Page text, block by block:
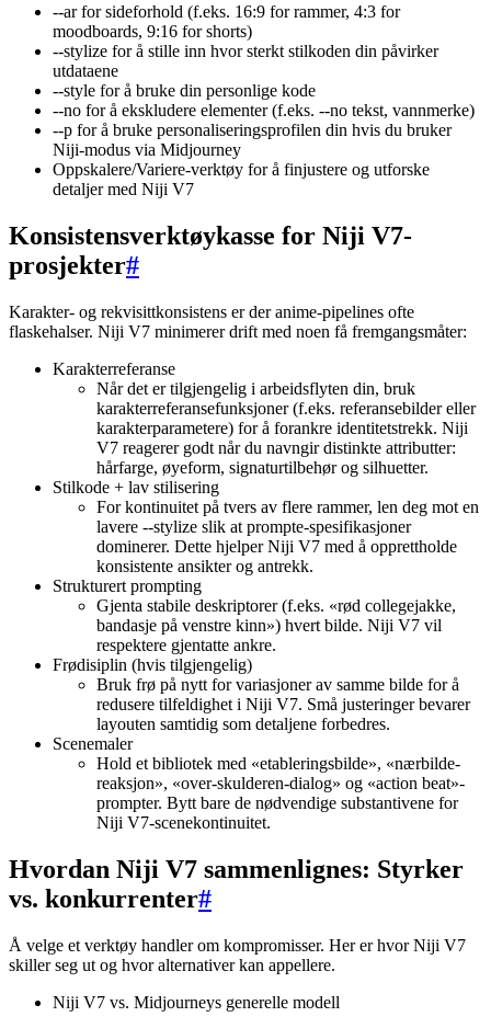
--ar for sideforhold (f.eks. 16:9 for rammer, 4:3 for
moodboards, 9:16 for shorts)
--stylize for å stille inn hvor sterkt stilkoden din påvirker
utdataene
--style for å bruke din personlige kode
--no for å ekskludere elementer (f.eks. --no tekst, vannmerke)
--p for å bruke personaliseringsprofilen din hvis du bruker
Niji-modus via Midjourney
Oppskalere/Variere-verktøy for å finjustere og utforske
detaljer med Niji V7
Konsistensverktøykasse for Niji V7-
prosjekter#
Karakter- og rekvisittkonsistens er der anime-pipelines ofte
flaskehalser. Niji V7 minimerer drift med noen få fremgangsmåter:
Karakterreferanse
Når det er tilgjengelig i arbeidsflyten din, bruk
karakterreferansefunksjoner (f.eks. referansebilder eller
karakterparametere) for å forankre identitetstrekk. Niji
V7 reagerer godt når du navngir distinkte attributter:
hårfarge, øyeform, signaturtilbehør og silhuetter.
Stilkode + lav stilisering
For kontinuitet på tvers av flere rammer, len deg mot en
lavere --stylize slik at prompte-spesifikasjoner
dominerer. Dette hjelper Niji V7 med å opprettholde
konsistente ansikter og antrekk.
Strukturert prompting
Gjenta stabile deskriptorer (f.eks. «rød collegejakke,
bandasje på venstre kinn») hvert bilde. Niji V7 vil
respektere gjentatte ankre.
Frødisiplin (hvis tilgjengelig)
Bruk frø på nytt for variasjoner av samme bilde for å
redusere tilfeldighet i Niji V7. Små justeringer bevarer
layouten samtidig som detaljene forbedres.
Scenemaler
Hold et bibliotek med «etableringsbilde», «nærbilde-
reaksjon», «over-skulderen-dialog» og «action beat»-
prompter. Bytt bare de nødvendige substantivene for
Niji V7-scenekontinuitet.
Hvordan Niji V7 sammenlignes: Styrker
vs. konkurrenter#
Å velge et verktøy handler om kompromisser. Her er hvor Niji V7
skiller seg ut og hvor alternativer kan appellere.
Niji V7 vs. Midjourneys generelle modell